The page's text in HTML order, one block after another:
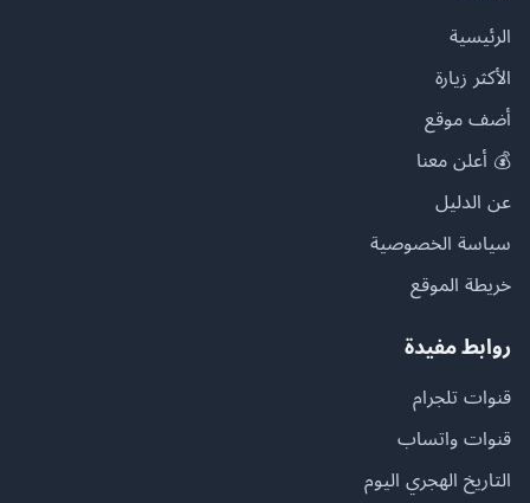
الرئيسية
الأكثر زيارة
أضف موقع
💰 أعلن معنا
عن الدليل
سياسة الخصوصية
خريطة الموقع
روابط مفيدة
قنوات تلجرام
قنوات واتساب
التاريخ الهجري اليوم